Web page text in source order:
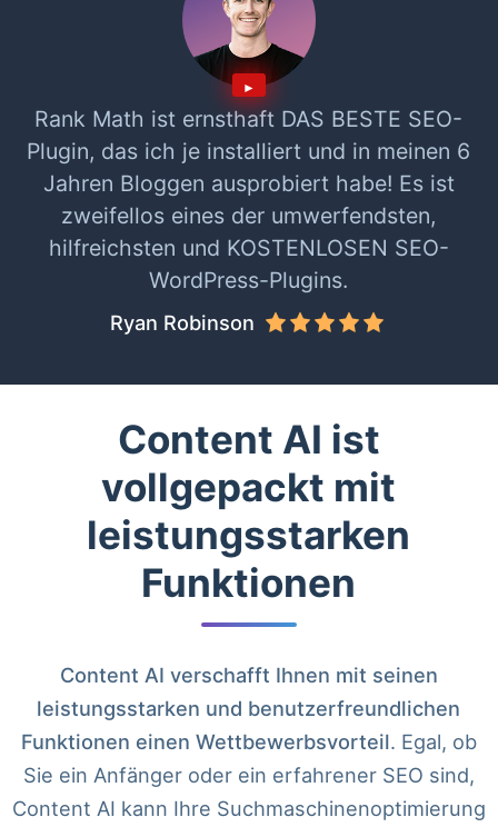
Rank Math ist ernsthaft DAS BESTE SEO-
Plugin, das ich je installiert und in meinen 6
Jahren Bloggen ausprobiert habe! Es ist
zweifellos eines der umwerfendsten,
hilfreichsten und KOSTENLOSEN SEO-
WordPress-Plugins.
Ryan Robinson
Content AI ist
vollgepackt mit
leistungsstarken
Funktionen
Content AI verschafft Ihnen mit seinen
leistungsstarken und benutzerfreundlichen
Funktionen einen Wettbewerbsvorteil. Egal, ob
Sie ein Anfänger oder ein erfahrener SEO sind,
Content AI kann Ihre Suchmaschinenoptimierung